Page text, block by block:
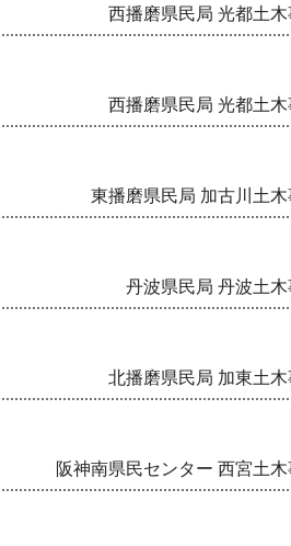
西播磨県民局 光都土
西播磨県民局 光都土
東播磨県民局 加古川土
丹波県民局 丹波土
北播磨県民局 加東土
阪神南県民センター 西宮土